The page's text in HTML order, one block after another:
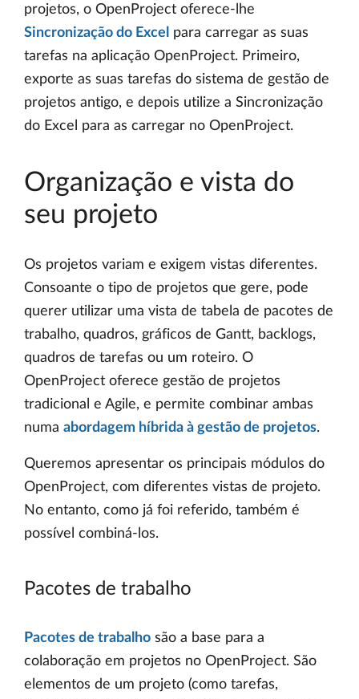
projetos, o OpenProject oferece-lhe
Sincronização do Excel
para carregar as suas
tarefas na aplicação OpenProject. Primeiro,
exporte as suas tarefas do sistema de gestão de
projetos antigo, e depois utilize a Sincronização
do Excel para as carregar no OpenProject.
Organização e vista do
seu projeto
Os projetos variam e exigem vistas diferentes.
Consoante o tipo de projetos que gere, pode
querer utilizar uma vista de tabela de pacotes de
trabalho, quadros, gráficos de Gantt, backlogs,
quadros de tarefas ou um roteiro. O
OpenProject oferece gestão de projetos
tradicional e Agile, e permite combinar ambas
numa abordagem híbrida à gestão de projetos.
Queremos apresentar os principais módulos do
OpenProject, com diferentes vistas de projeto.
No entanto, como já foi referido, também é
possível combiná-los.
Pacotes de trabalho
Pacotes de trabalho são a base para a
colaboração em projetos no OpenProject. São
elementos de um projeto (como tarefas,